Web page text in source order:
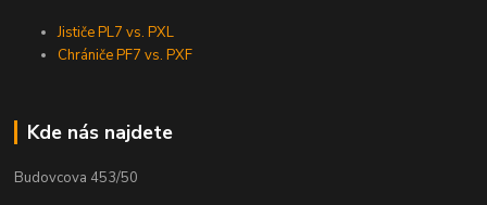
Jističe PL7 vs. PXL
Chrániče PF7 vs. PXF
Kde nás najdete
Budovcova 453/50